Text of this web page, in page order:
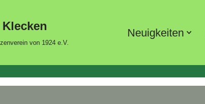
Klecken
von 1924 e.V.
Neuigkeiten